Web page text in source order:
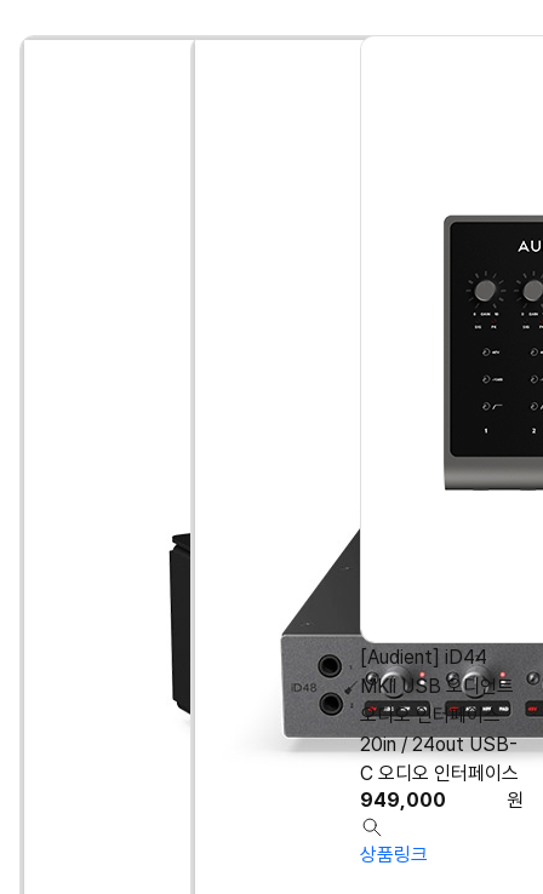
[Audient] iD44
MKll USB 오디언트
오디오 인터페이스
20in / 24out USB-
C 오디오 인터페이스
949,000
원
상품링크